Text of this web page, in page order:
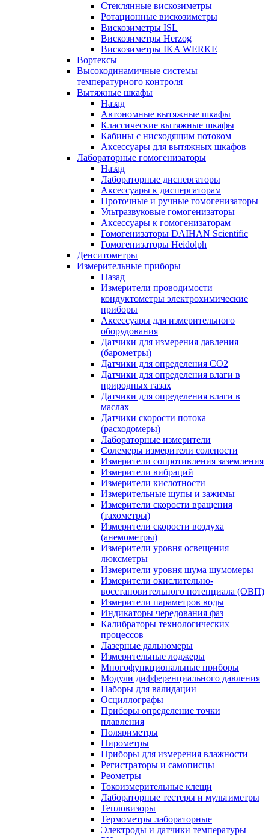
Стеклянные вискозиметры
Ротационные вискозиметры
Вискозиметры ISL
Вискозиметры Herzog
Вискозиметры IKA WERKE
Вортексы
Высокодинамичные системы
температурного контроля
Вытяжные шкафы
Назад
Автономные вытяжные шкафы
Классические вытяжные шкафы
Кабины с нисходящим потоком
Аксессуары для вытяжных шкафов
Лабораторные гомогенизаторы
Назад
Лабораторные диспергаторы
Аксессуары к диспергаторам
Проточные и ручные гомогенизаторы
Ультразвуковые гомогенизаторы
Аксессуары к гомогенизаторам
Гомогенизаторы DAIHAN Scientific
Гомогенизаторы Heidolph
Денситометры
Измерительные приборы
Назад
Измерители проводимости
кондуктометры электрохимические
приборы
Аксессуары для измерительного
оборудования
Датчики для измерения давления
(барометры)
Датчики для определения CO2
Датчики для определения влаги в
природных газах
Датчики для определения влаги в
маслах
Датчики скорости потока
(расходомеры)
Лабораторные измерители
Солемеры измерители солености
Измерители сопротивления заземления
Измерители вибраций
Измерители кислотности
Измерительные щупы и зажимы
Измерители скорости вращения
(тахометры)
Измерители скорости воздуха
(анемометры)
Измерители уровня освещения
люксметры
Измерители уровня шума шумомеры
Измерители окислительно-
восстановительного потенциала (ОВП)
Измерители параметров воды
Индикаторы чередования фаз
Калибраторы технологических
процессов
Лазерные дальномеры
Измерительные лоджеры
Многофункциональные приборы
Модули дифференциального давления
Наборы для валидации
Осциллографы
Приборы определение точки
плавления
Поляриметры
Пирометры
Приборы для измерения влажности
Регистраторы и самописцы
Реометры
Токоизмерительные клещи
Лабораторные тестеры и мультиметры
Тепловизоры
Термометры лабораторные
Электроды и датчики температуры